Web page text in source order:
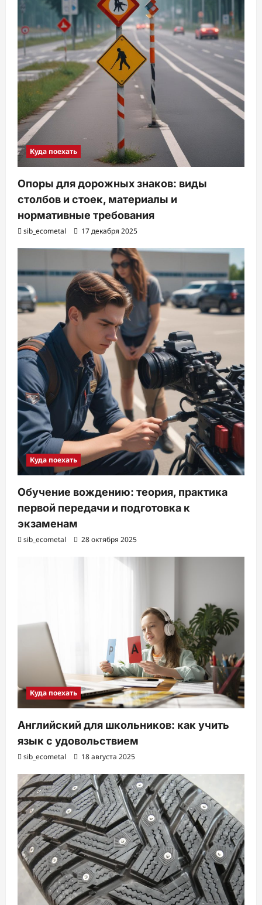
Куда поехать
Опоры для дорожных знаков: виды
столбов и стоек, материалы и
нормативные требования
sib_ecometal 17 декабря 2025
Куда поехать
Обучение вождению: теория, практика
первой передачи и подготовка к
экзаменам
sib_ecometal 28 октября 2025
Куда поехать
Английский для школьников: как учить
язык с удовольствием
sib_ecometal 18 августа 2025